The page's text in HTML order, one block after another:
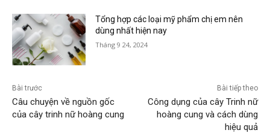
Tổng hợp các loại mỹ phẩm chị em nên
dùng nhất hiện nay
Tháng 9 24, 2024
Bài trước
Câu chuyện về nguồn gốc
của cây trinh nữ hoàng cung
Bài tiếp theo
Công dụng của cây Trinh nữ
hoàng cung và cách dùng
hiệu quả